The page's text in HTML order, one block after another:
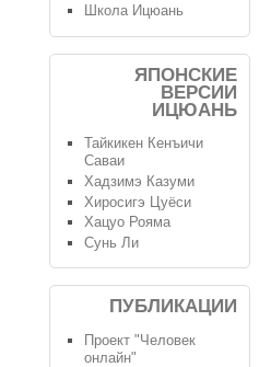
Школа Ицюань
ЯПОНСКИЕ
ВЕРСИИ
ИЦЮАНЬ
Тайкикен Кенъичи
Саваи
Хадзимэ Казуми
Хиросигэ Цуёси
Хацуо Рояма
Сунь Ли
ПУБЛИКАЦИИ
Проект "Человек
онлайн"